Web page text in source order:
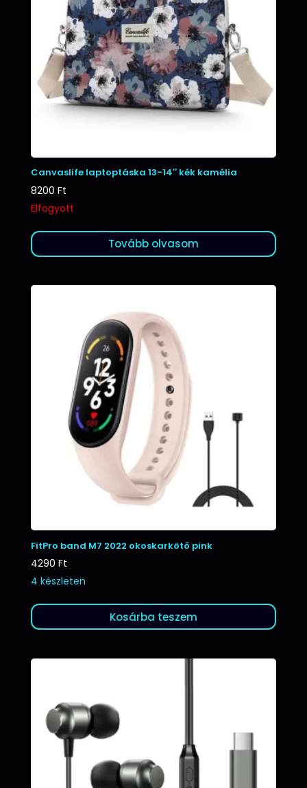
Canvaslife laptoptáska 13-14″ kék kamélia
8200 Ft
Elfogyott
Tovább olvasom
FitPro band M7 2022 okoskarkötő pink
4290 Ft
4 készleten
Kosárba teszem